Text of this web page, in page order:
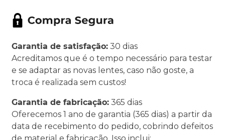
Garantia de satisfação: 30 dias
Acreditamos que é o tempo necessário para testar
e se adaptar as novas lentes, caso não goste, a
troca é realizada sem custos!
Garantia de fabricação: 365 dias
Oferecemos 1 ano de garantia (365 dias) a partir da
data de recebimento do pedido, cobrindo defeitos
de material e fabricação. Isso inclui: